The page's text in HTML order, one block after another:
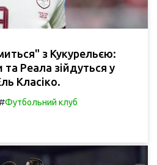
з Кукурельєю:
та Реала зійдуться у
Класіко.
Футбольний клуб